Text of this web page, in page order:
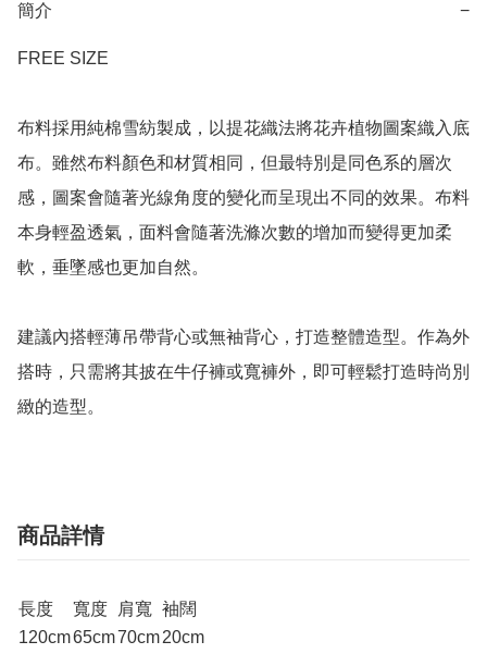
簡介 −
FREE SIZE
布料採用純棉雪紡製成，以提花織法將花卉植物圖案織入底
布。雖然布料顏色和材質相同，但最特別是同色系的層次
感，圖案會隨著光線角度的變化而呈現出不同的效果。布料
本身輕盈透氣，面料會隨著洗滌次數的增加而變得更加柔
軟，垂墜感也更加自然。
建議內搭輕薄吊帶背心或無袖背心，打造整體造型。作為外
搭時，只需將其披在牛仔褲或寬褲外，即可輕鬆打造時尚別
緻的造型。
商品詳情
長度 寬度 肩寬 袖闊
120cm65cm70cm20cm